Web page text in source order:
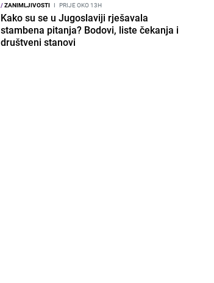
/ZANIMLJIVOSTI I PRIJE OKO 13H
Kako su se u Jugoslaviji rješavala
stambena pitanja? Bodovi, liste čekanja i
društveni stanovi